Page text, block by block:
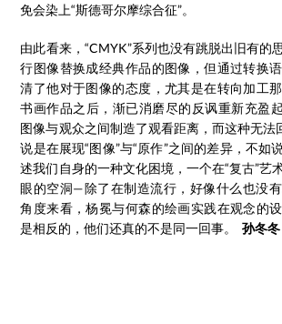
免会染上“斯德哥尔摩综合征”。
由此看来，“CMYK”系列也没有跳脱出旧有的
行图像替换成经典作品的图像，但通过转换
清了他对于图像的态度，尤其是在转向加工
书画作品之后，渐已消磨尽的反讽重新充盈
图像与观众之间制造了观看距离，而这种无法
说是在展现“图像”与“原作”之间的差异，不如
述我们自身的一种文化困境，一个在“复古”艺
眼的空洞—除了在制造流行，好像什么也没
角度来看，杨冕与何森的绘画实践在观念的
是相反的，他们还真的不是同一回事。 孙冬冬